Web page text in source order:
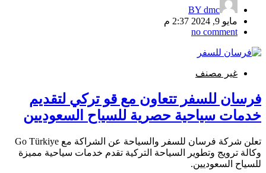
BY dmc
مايو 9, 2024 2:37 م
no comment
غير مصنف
فرسان للسفر تتعاون مع قو تركي لتقديم
خدمات سياحية حصرية للسياح السعوديين
وكالة ترويج وتطوير السياحة التركية تقدم خدمات سياحية مميزة
للسياح السعوديين.